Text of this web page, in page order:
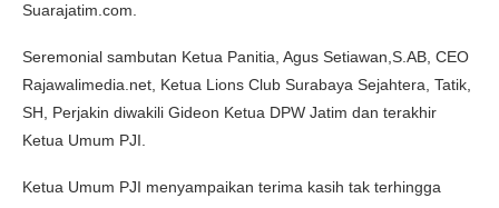
Suarajatim.com.
Seremonial sambutan Ketua Panitia, Agus Setiawan,S.AB, CEO
Rajawalimedia.net, Ketua Lions Club Surabaya Sejahtera, Tatik,
SH, Perjakin diwakili Gideon Ketua DPW Jatim dan terakhir
Ketua Umum PJI.
Ketua Umum PJI menyampaikan terima kasih tak terhingga